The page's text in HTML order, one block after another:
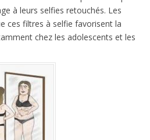
à leurs selfies retouchés. Les
ces filtres à selfie favorisent la
chez les adolescents et les